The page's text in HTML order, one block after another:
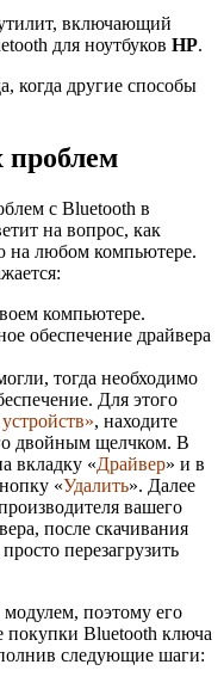
включающий
для ноутбуков HP.
когда другие способы
с Bluetooth в
на вопрос, как
на любом компьютере.
компьютере.
обеспечение драйвера
тогда необходимо
Для этого
, находите
двойным щелчком. В
вкладку «Драйвер» и в
«Удалить». Далее
вашего
после скачивания
перезагрузить
поэтому его
покупки Bluetooth ключа
следующие шаги: